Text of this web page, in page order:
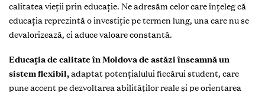
calitatea vieții prin educație. Ne adresăm celor care înțeleg că
educația reprezintă o investiție pe termen lung, una care nu se
devalorizează, ci aduce valoare constantă.
Educația de calitate în Moldova de astăzi înseamnă un
sistem flexibil,adaptat potențialului fiecărui student, care
pune accent pe dezvoltarea abilităților reale și pe orientarea